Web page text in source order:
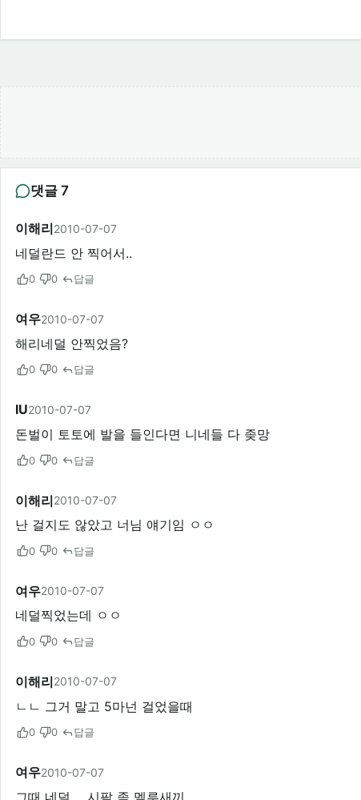
댓글 7
이해리2010-07-07
네덜란드 안 찍어서..
0 0 답글
여우2010-07-07
해리네덜 안찍었음?
0 0 답글
IU2010-07-07
돈벌이 토토에 발을 들인다면 니네들 다 좆망
0 0 답글
이해리2010-07-07
난 걸지도 않았고 너님 얘기임 ㅇㅇ
0 0 답글
여우2010-07-07
네덜찍었는데 ㅇㅇ
0 0 답글
이해리2010-07-07
ㄴㄴ 그거 말고 5마넌 걸었을때
0 0 답글
여우2010-07-07
그때 네덜.... 시팔 좆 멜루새끼